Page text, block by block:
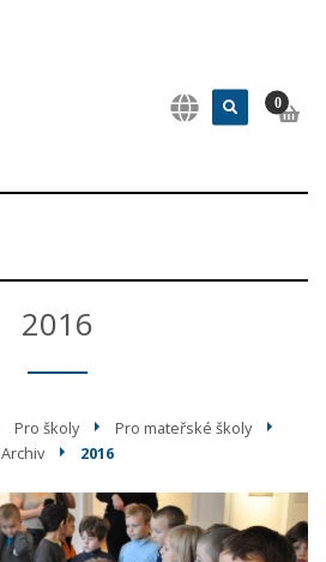
0
2016
Pro školy
Pro mateřské školy
Archiv
2016